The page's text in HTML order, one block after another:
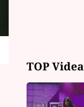
TOP Videa